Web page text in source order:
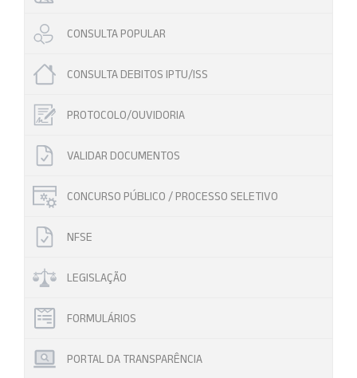
CONSULTA POPULAR
CONSULTA DEBITOS IPTU/ISS
PROTOCOLO/OUVIDORIA
VALIDAR DOCUMENTOS
CONCURSO PÚBLICO / PROCESSO SELETIVO
NFSE
LEGISLAÇÃO
FORMULÁRIOS
PORTAL DA TRANSPARÊNCIA